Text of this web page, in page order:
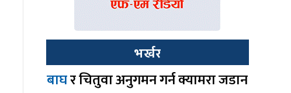
भर्खर
बाघर चितुवा अनुगमन गर्न क्यामरा जडान